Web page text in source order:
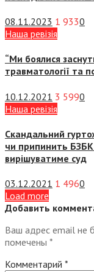
08.11.2023 1 9330
Наша ревізія
“Ми боялися
травматології та
10.12.2021 3 5990
Наша ревізія
Скандальний
чи припинить БЗБК
вирішуватиме суд
03.12.2021 1 4960
Load more
Добавить
Ваш адрес email не
помечены *
Комментарий *